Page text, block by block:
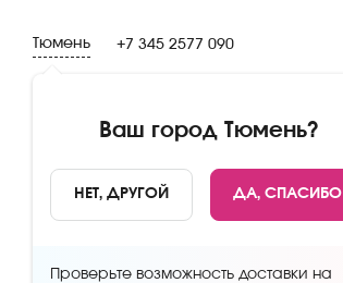
Тюмень
Ваш город Тюмень?
НЕТ, ДРУГОЙ ДА, СПАСИБО
Проверьте возможность доставки на
+7 345 2577 090
НАЗАД